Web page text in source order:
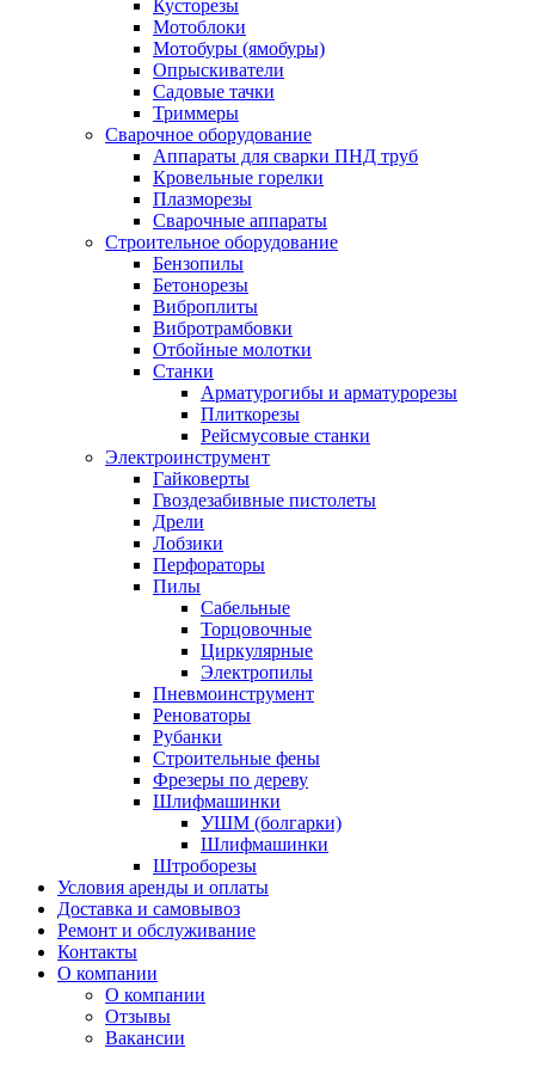
Кусторезы
Мотоблоки
Мотобуры (ямобуры)
Опрыскиватели
Садовые тачки
Триммеры
Сварочное оборудование
Аппараты для сварки ПНД труб
Кровельные горелки
Плазморезы
Сварочные аппараты
Строительное оборудование
Бензопилы
Бетонорезы
Виброплиты
Вибротрамбовки
Отбойные молотки
Станки
Арматурогибы и арматурорезы
Плиткорезы
Рейсмусовые станки
Электроинструмент
Гайковерты
Гвоздезабивные пистолеты
Дрели
Лобзики
Перфораторы
Пилы
Сабельные
Торцовочные
Циркулярные
Электропилы
Пневмоинструмент
Реноваторы
Рубанки
Строительные фены
Фрезеры по дереву
Шлифмашинки
УШМ (болгарки)
Шлифмашинки
Штроборезы
Условия аренды и оплаты
Доставка и самовывоз
Ремонт и обслуживание
Контакты
О компании
О компании
Отзывы
Вакансии